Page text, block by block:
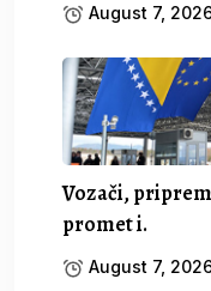
August 7,
Vozači,
promet i.
August 7,